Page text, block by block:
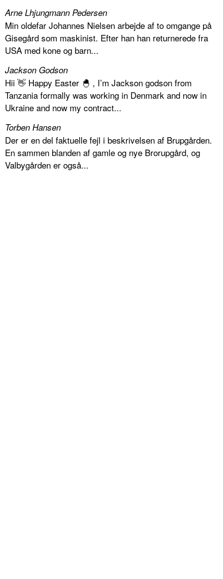
Arne Lhjungmann Pedersen
Min oldefar Johannes Nielsen arbejde af to omgange på
Gisegård som maskinist. Efter han han returnerede fra
USA med kone og barn...
Jackson Godson
Hii 👋 Happy Easter 🐣 , I’m Jackson godson from
Tanzania formally was working in Denmark and now in
Ukraine and now my contract...
Torben Hansen
Der er en del faktuelle fejl i beskrivelsen af Brupgården.
En sammen blanden af gamle og nye Brorupgård, og
Valbygården er også...